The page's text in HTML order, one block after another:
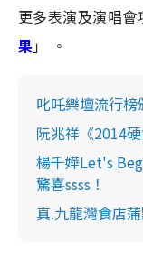
更多表演及演唱
果」 。
叱吒樂壇流行
阮兆祥《2014
楊千嬅Let's
驚喜ssss！
真.九龍灣食店